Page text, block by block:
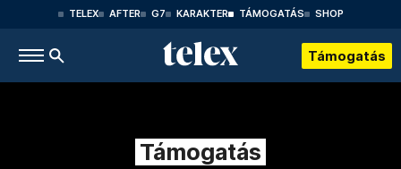
TELEX AFTER G7 KARAKTER TÁMOGATÁS SHOP
Támogatás
Támogatás